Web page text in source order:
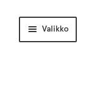
Valikko